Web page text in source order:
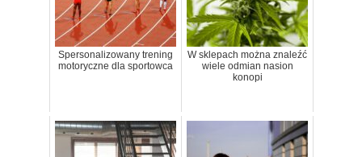
Spersonalizowany trening
motoryczne dla sportowca
W sklepach można znaleźć
wiele odmian nasion
konopi